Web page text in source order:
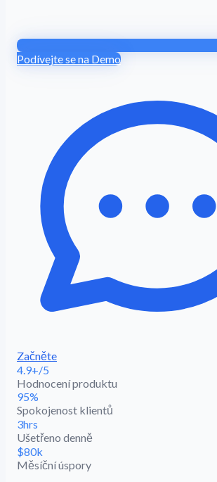
Podívejte se na Demo
Začněte
4.9+/5
Hodnocení produktu
95%
Spokojenost klientů
3hrs
Ušetřeno denně
$80k
Měsíční úspory